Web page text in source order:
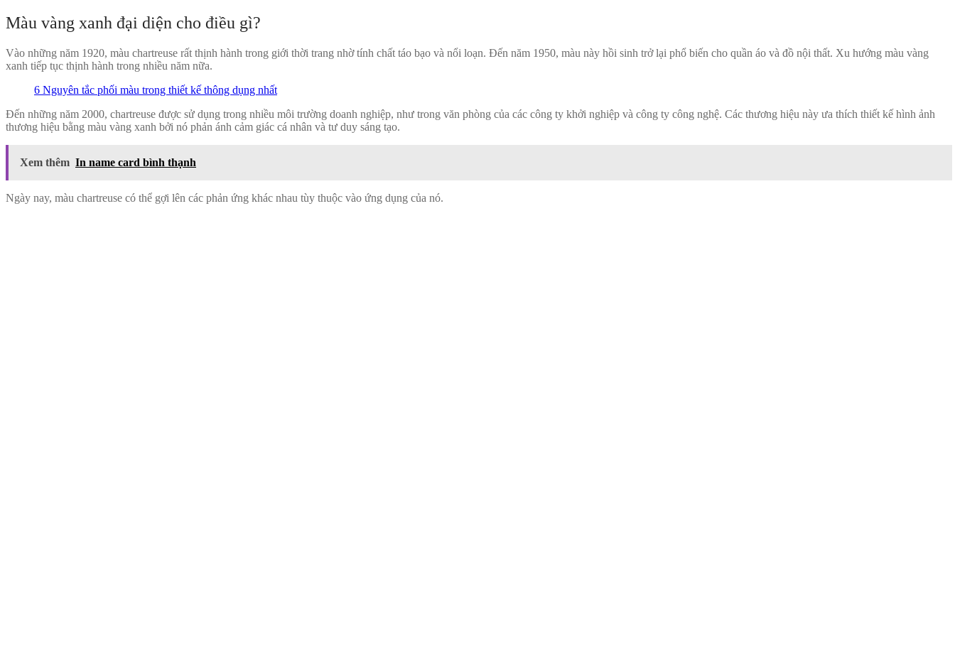
Màu vàng xanh đại diện cho điều gì?
Vào những năm 1920, màu chartreuse rất thịnh hành trong giới thời trang nhờ tính chất táo bạo và nổi loạn. Đến năm 1950, màu này hồi sinh trở lại phổ biến cho quần áo và đồ nội thất. Xu hướng màu vàng
xanh tiếp tục thịnh hành trong nhiều năm nữa.
6 Nguyên tắc phối màu trong thiết kế thông dụng nhất
Đến những năm 2000, chartreuse được sử dụng trong nhiều môi trường doanh nghiệp, như trong văn phòng của các công ty khởi nghiệp và công ty công nghệ. Các thương hiệu này ưa thích thiết kế hình ảnh
thương hiệu bằng màu vàng xanh bởi nó phản ánh cảm giác cá nhân và tư duy sáng tạo.
Xem thêm In name card bình thạnh
Ngày nay, màu chartreuse có thể gợi lên các phản ứng khác nhau tùy thuộc vào ứng dụng của nó.